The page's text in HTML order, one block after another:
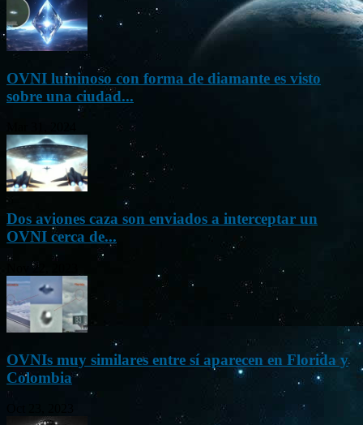
OVNI luminoso con forma de diamante es visto
sobre una ciudad...
Dos aviones caza son enviados a interceptar un
OVNI cerca de...
Nov 22, 2023
OVNIs muy similares entre sí aparecen en Florida y
Colombia